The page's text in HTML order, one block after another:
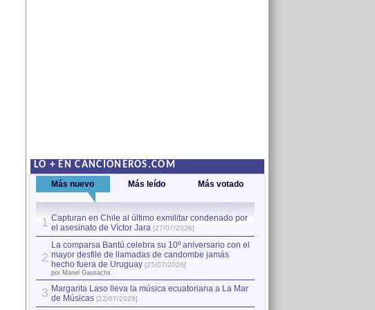
LO + EN CANCIONEROS.COM
Más nuevo Más leído Más votado
1 Capturan en Chile al último exmilitar condenado por
el asesinato de Víctor Jara [27/07/2026]
2
La comparsa Bantú celebra su 10º aniversario con el
mayor desfile de llamadas de candombe jamás
hecho fuera de Uruguay [25/07/2026]
por Manel Gausachs
3 Margarita Laso lleva la música ecuatoriana a La Mar
de Músicas [22/07/2026]